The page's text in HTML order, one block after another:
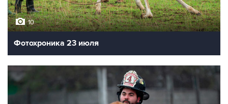
10
Фотохроника 23 июля